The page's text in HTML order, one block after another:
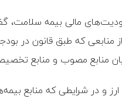
مالی بیمه سلامت،
منابعی که طبق قانون در
منابع مصوب و منابع
ارز و در شرایطی که منابع